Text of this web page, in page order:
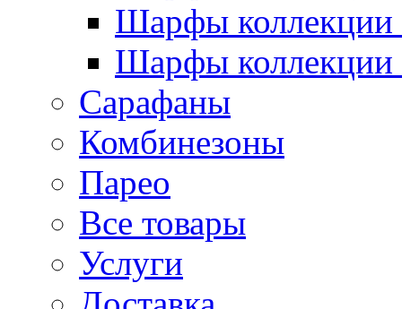
Шарфы
Шарфы коллекции
Сарафаны
Комбинезоны
Парео
Все товары
Услуги